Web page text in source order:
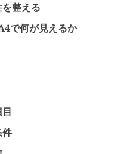
整える
で何が見えるか
件